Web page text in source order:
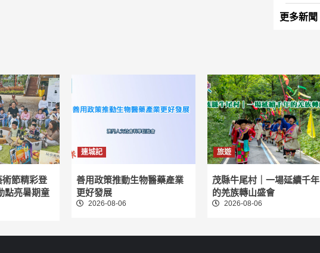
更多新聞
節精彩登
點亮暑期童
連城記
善用政策推動生物醫藥產業
更好發展
2026-08-06
旅遊
茂縣牛尾村｜一場延續千年
的羌族轉山盛會
2026-08-06